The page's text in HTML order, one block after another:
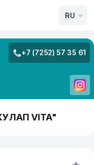
RU
+7 (7252) 57 35 61
VITA"